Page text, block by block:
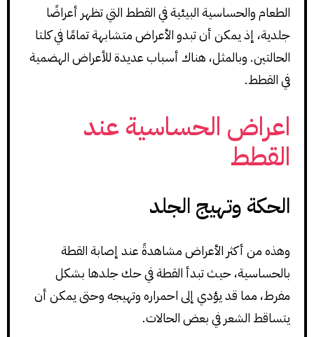
الطعام والحساسية البيئية في القطط التي تظهر أعراضًا
جلدية، إذ يمكن أن تبدو الأعراض متشابهة تمامًا في كلتا
الحالتين. وبالمثل، هناك أسباب عديدة للأعراض الهضمية
في القطط.
اعراض الحساسية عند
القطط
الحكة وتهيج الجلد
وهذه من أكثر الأعراض مشاهدةً عند إصابة القطة
بالحساسية، حيث تبدأ القطة في حك جلدها بشكل
مفرط، مما قد يؤدي إلى احمراره وتهيجه وحتى يمكن أن
يتساقط الشعر في بعض الحالات.